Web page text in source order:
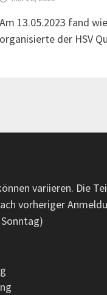
Am 13.05.2023 fand
organisierte der HSV
variieren. Die
vorheriger